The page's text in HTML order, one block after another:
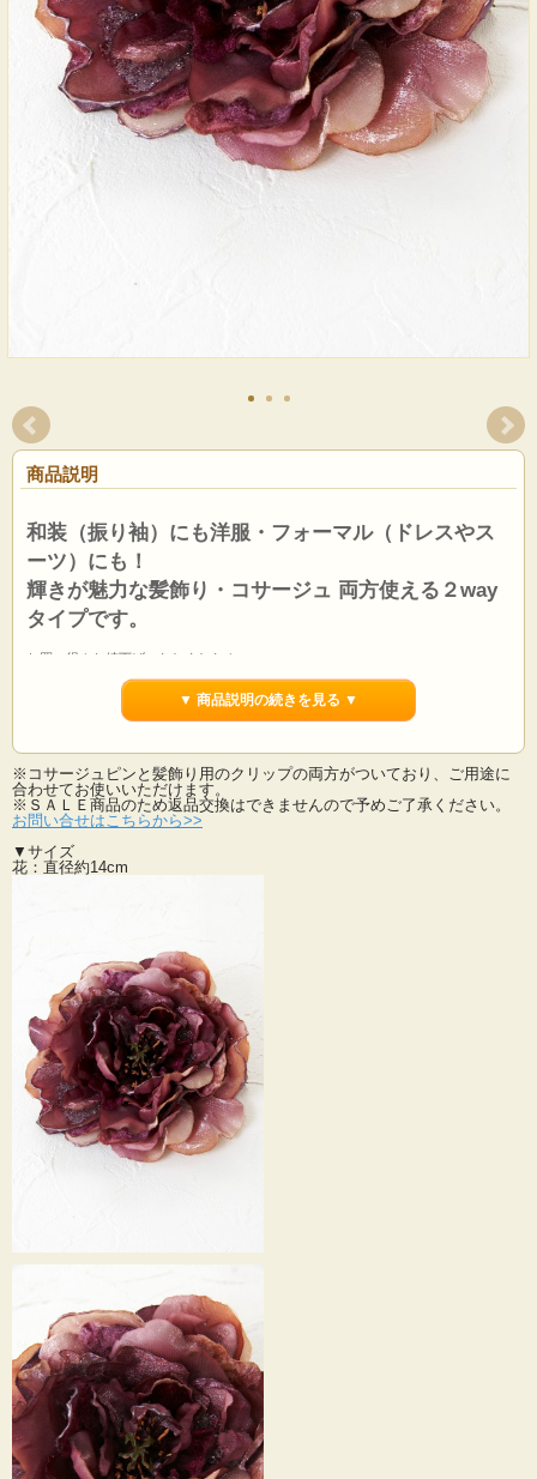
商品説明
和装（振り袖）にも洋服・フォーマル（ドレスやス
ーツ）にも！
輝きが魅力な髪飾り・コサージュ 両方使える２way
タイプです。
お買い得！お値下げいたしました！
サテン生地とベルベットの生地の組み合わせが深みのある色合いを作り出してい
深みのあるカラーが高級な雰囲気です。和装でも洋装でもオールマイティー♪
います。
コサージュ・髪飾りだけでなく、バックにつけたり、帯飾りにしたりと貴女なり
のお洒落が楽しめます。
コサージュピンとヘアピンがついていて、髪飾りにしたりコサージュにしたり貴
女なりのお洒落が楽しめます。
ウェディングのヘッドドレスとしてもお使い頂けます。
▼ 商品説明の続きを見る ▼
※コサージュピンと髪飾り用のクリップの両方がついており、ご用途に
合わせてお使いいただけます。
※ＳＡＬＥ商品のため返品交換はできませんので予めご了承ください。
お問い合せはこちらから>>
▼サイズ
花：直径約14cm